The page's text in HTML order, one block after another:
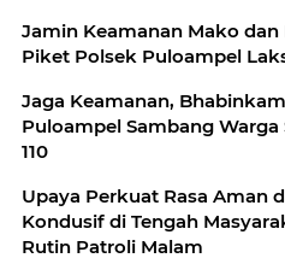
Jamin Keamanan Mako dan
Piket Polsek Puloampel
Jaga Keamanan,
Puloampel Sambang
110
Upaya Perkuat Rasa Aman
Kondusif di Tengah
Rutin Patroli Malam